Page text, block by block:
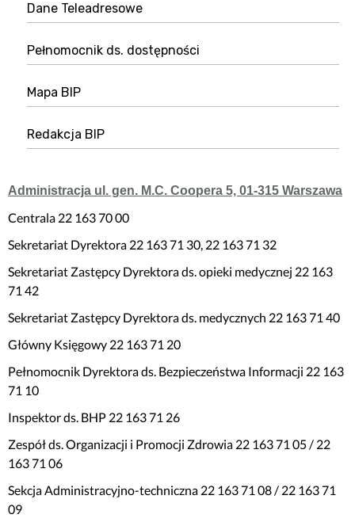
Dane Teleadresowe
Pełnomocnik ds. dostępności
Mapa BIP
Redakcja BIP
Administracja ul. gen. M.C. Coopera 5, 01-315 Warszawa
Centrala 22 163 70 00
Sekretariat Dyrektora 22 163 71 30, 22 163 71 32
Sekretariat Zastępcy Dyrektora ds. opieki medycznej 22 163
71 42
Sekretariat Zastępcy Dyrektora ds. medycznych 22 163 71 40
Główny Księgowy 22 163 71 20
Pełnomocnik Dyrektora ds. Bezpieczeństwa Informacji 22 163
71 10
Inspektor ds. BHP 22 163 71 26
Zespół ds. Organizacji i Promocji Zdrowia 22 163 71 05 / 22
163 71 06
Sekcja Administracyjno-techniczna 22 163 71 08 / 22 163 71
09